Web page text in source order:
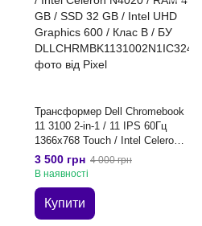
Трансформер Dell Chromebook
11 3100 2-in-1 / 11 IPS 60Гц
1366x768 Touch / Intel Celeron
N4020 / RAM 4 GB / SSD 32 GB
/ Intel UHD Graphics 600 / Клас
3 500 грн 4 000 грн
В наявності
Купити